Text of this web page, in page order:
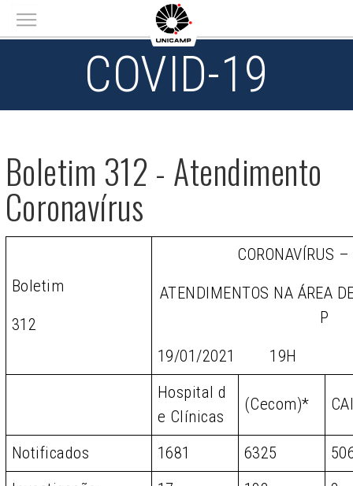
Main menu
COVID-19
Boletim 312 - Atendimento
Coronavírus
Boletim
312
CORONAVÍRUS
ATENDIMENTOS NA ÁREA
P
19/01/2021 19H
Hospital d
e Clínicas
(Cecom)*
Notificados 1681 6325